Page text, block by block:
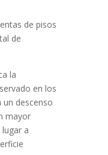
de pisos
de
la
en los
descenso
mayor
a